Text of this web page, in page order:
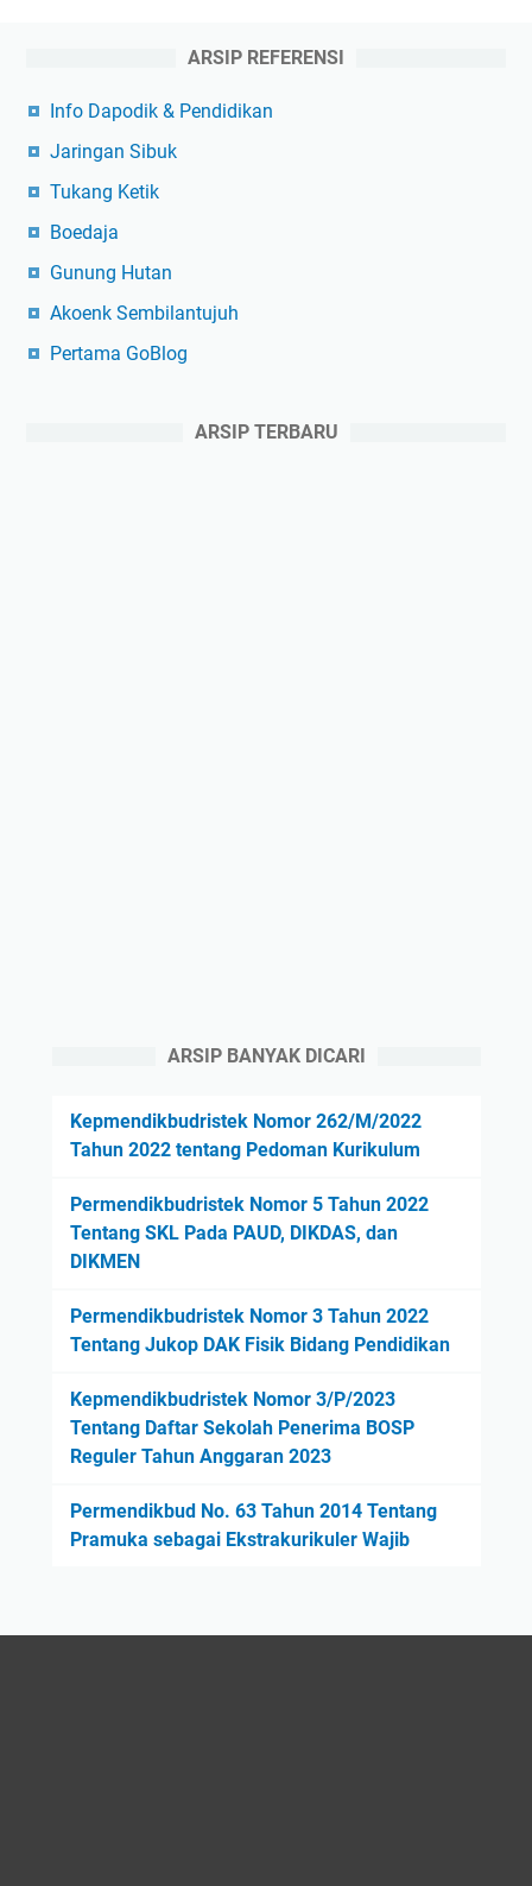
ARSIP REFERENSI
Info Dapodik & Pendidikan
Jaringan Sibuk
Tukang Ketik
Boedaja
Gunung Hutan
Akoenk Sembilantujuh
Pertama GoBlog
ARSIP TERBARU
ARSIP BANYAK DICARI
Kepmendikbudristek Nomor 262/M/2022
Tahun 2022 tentang Pedoman Kurikulum
Permendikbudristek Nomor 5 Tahun 2022
Tentang SKL Pada PAUD, DIKDAS, dan
DIKMEN
Permendikbudristek Nomor 3 Tahun 2022
Tentang Jukop DAK Fisik Bidang Pendidikan
Kepmendikbudristek Nomor 3/P/2023
Tentang Daftar Sekolah Penerima BOSP
Reguler Tahun Anggaran 2023
Permendikbud No. 63 Tahun 2014 Tentang
Pramuka sebagai Ekstrakurikuler Wajib